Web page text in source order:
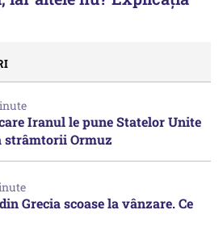
Iranul le pune Statelor Unite
strâmtorii Ormuz
Grecia scoase la vânzare. Ce